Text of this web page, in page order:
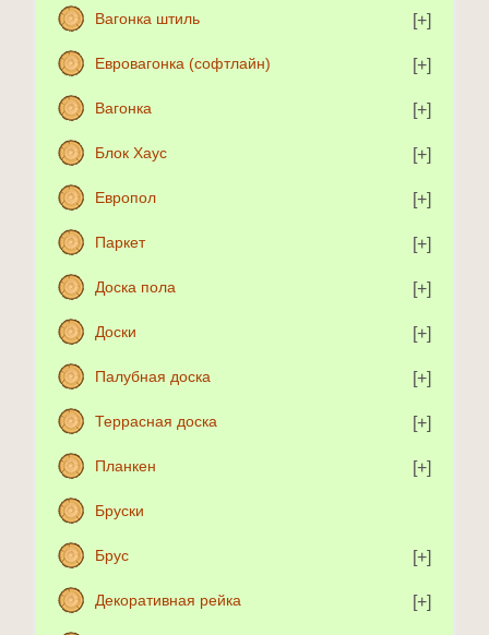
Вагонка штиль
Евровагонка (софтлайн)
Вагонка
Блок Хаус
Европол
Паркет
Доска пола
Доски
Палубная доска
Террасная доска
Планкен
Бруски
Брус
Декоративная рейка